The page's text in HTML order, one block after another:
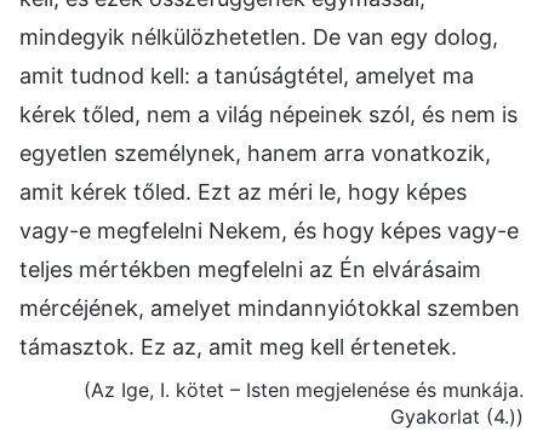
mindegyik nélkülözhetetlen. De van egy dolog,
amit tudnod kell: a tanúságtétel, amelyet ma
kérek tőled, nem a világ népeinek szól, és nem is
egyetlen személynek, hanem arra vonatkozik,
amit kérek tőled. Ezt az méri le, hogy képes
vagy-e megfelelni Nekem, és hogy képes vagy-e
teljes mértékben megfelelni az Én elvárásaim
mércéjének, amelyet mindannyiótokkal szemben
támasztok. Ez az, amit meg kell értenetek.
(Az Ige, I. kötet – Isten megjelenése és munkája.
Gyakorlat (4.))